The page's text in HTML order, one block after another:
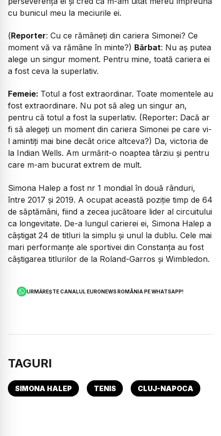
cu bunicul meu la meciurile ei.
(Reporter: Cu ce rămâneți din cariera Simonei? Ce
moment vă va rămâne în minte?) Bărbat: Nu aș putea
alege un singur moment. Pentru mine, toată cariera ei
a fost ceva la superlativ.
Femeie: Totul a fost extraordinar. Toate momentele au
fost extraordinare. Nu pot să aleg un singur an,
pentru că totul a fost la superlativ. (Reporter: Dacă ar
fi să alegeți un moment din cariera Simonei pe care vi-
l amintiți mai bine decât orice altceva?) Da, victoria de
la Indian Wells. Am urmărit-o noaptea târziu și pentru
care m-am bucurat extrem de mult.
Simona Halep a fost nr 1 mondial în două rânduri,
între 2017 și 2019. A ocupat această poziție timp de 64
de săptămâni, fiind a zecea jucătoare lider al circuitului
ca longevitate. De-a lungul carierei ei, Simona Halep a
câștigat 24 de titluri la simplu și unul la dublu. Cele mai
mari performanțe ale sportivei din Constanța au fost
câștigarea titlurilor de la Roland-Garros și Wimbledon.
URMĂREȘTE CANALUL EURONEWS ROMÂNIA PE WHATSAPP!
TAGURI
SIMONA HALEP TENIS CLUJ-NAPOCA